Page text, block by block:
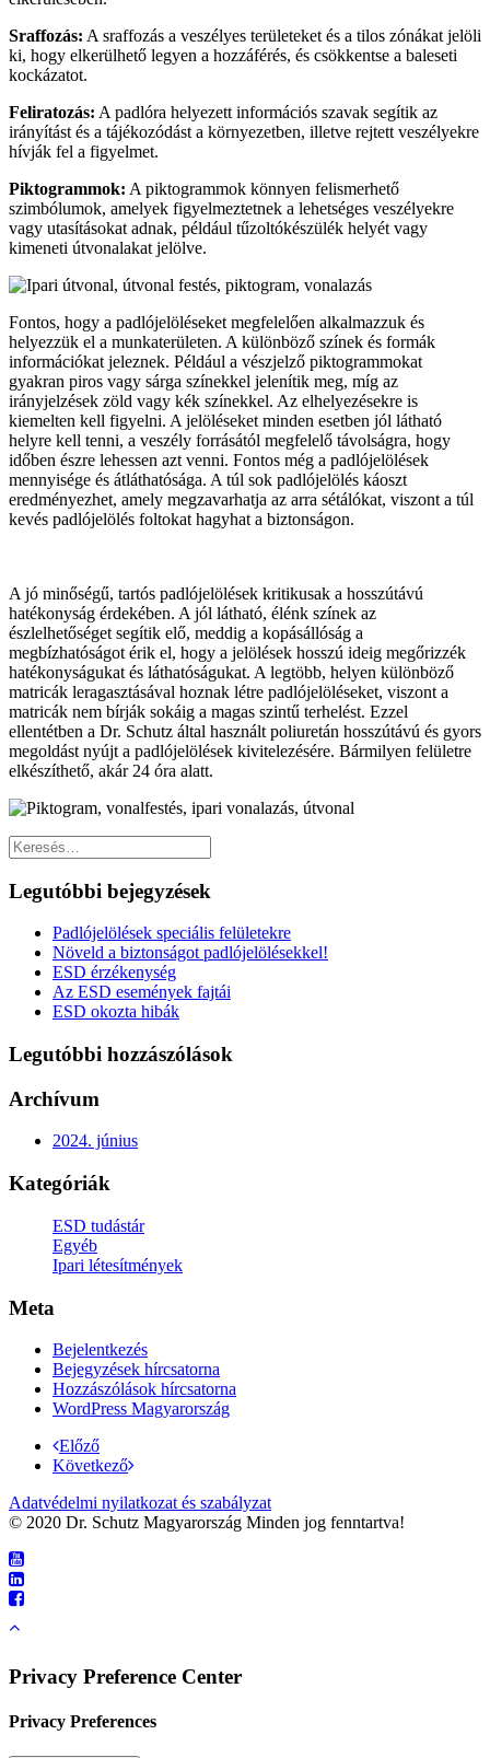
Sraffozás: A sraffozás a veszélyes területeket és a tilos zónákat jelöli
ki, hogy elkerülhető legyen a hozzáférés, és csökkentse a baleseti
kockázatot.
Feliratozás: A padlóra helyezett információs szavak segítik az
irányítást és a tájékozódást a környezetben, illetve rejtett veszélyekre
hívják fel a figyelmet.
Piktogrammok: A piktogrammok könnyen felismerhető
szimbólumok, amelyek figyelmeztetnek a lehetséges veszélyekre
vagy utasításokat adnak, például tűzoltókészülék helyét vagy
kimeneti útvonalakat jelölve.
Fontos, hogy a padlójelöléseket megfelelően alkalmazzuk és
helyezzük el a munkaterületen. A különböző színek és formák
információkat jeleznek. Például a vészjelző piktogrammokat
gyakran piros vagy sárga színekkel jelenítik meg, míg az
irányjelzések zöld vagy kék színekkel. Az elhelyezésekre is
kiemelten kell figyelni. A jelöléseket minden esetben jól látható
helyre kell tenni, a veszély forrásától megfelelő távolságra, hogy
időben észre lehessen azt venni. Fontos még a padlójelölések
mennyisége és átláthatósága. A túl sok padlójelölés káoszt
eredményezhet, amely megzavarhatja az arra sétálókat, viszont a túl
kevés padlójelölés foltokat hagyhat a biztonságon.
A jó minőségű, tartós padlójelölések kritikusak a hosszútávú
hatékonyság érdekében. A jól látható, élénk színek az
észlelhetőséget segítik elő, meddig a kopásállóság a
megbízhatóságot érik el, hogy a jelölések hosszú ideig megőrizzék
hatékonyságukat és láthatóságukat. A legtöbb, helyen különböző
matricák leragasztásával hoznak létre padlójelöléseket, viszont a
matricák nem bírják sokáig a magas szintű terhelést. Ezzel
ellentétben a Dr. Schutz által használt poliuretán hosszútávú és gyors
megoldást nyújt a padlójelölések kivitelezésére. Bármilyen felületre
elkészíthető, akár 24 óra alatt.
Legutóbbi bejegyzések
Padlójelölések speciális felületekre
Növeld a biztonságot padlójelölésekkel!
ESD érzékenység
Az ESD események fajtái
ESD okozta hibák
Legutóbbi hozzászólások
Archívum
2024. június
Kategóriák
ESD tudástár
Egyéb
Ipari létesítmények
Meta
Bejelentkezés
Bejegyzések hírcsatorna
Hozzászólások hírcsatorna
WordPress Magyarország
Előző
Következő
Adatvédelmi nyilatkozat és szabályzat
© 2020 Dr. Schutz Magyarország Minden jog fenntartva!
Privacy Preference Center
Privacy Preferences